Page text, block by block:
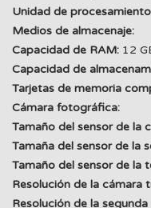
Unidad de
Medios de almacenaje:
Capacidad de RAM: 12
Capacidad de
Tarjetas de memoria
Cámara fotográfica:
Tamaño del sensor de la
Tamaña del sensor de la
Tamaño del sensor de la
Resolución de la cámara
Resolución de la